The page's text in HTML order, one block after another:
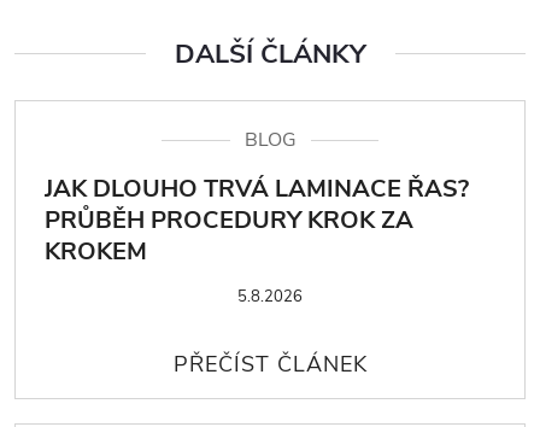
DALŠÍ ČLÁNKY
BLOG
JAK DLOUHO TRVÁ LAMINACE ŘAS?
PRŮBĚH PROCEDURY KROK ZA
KROKEM
5.8.2026